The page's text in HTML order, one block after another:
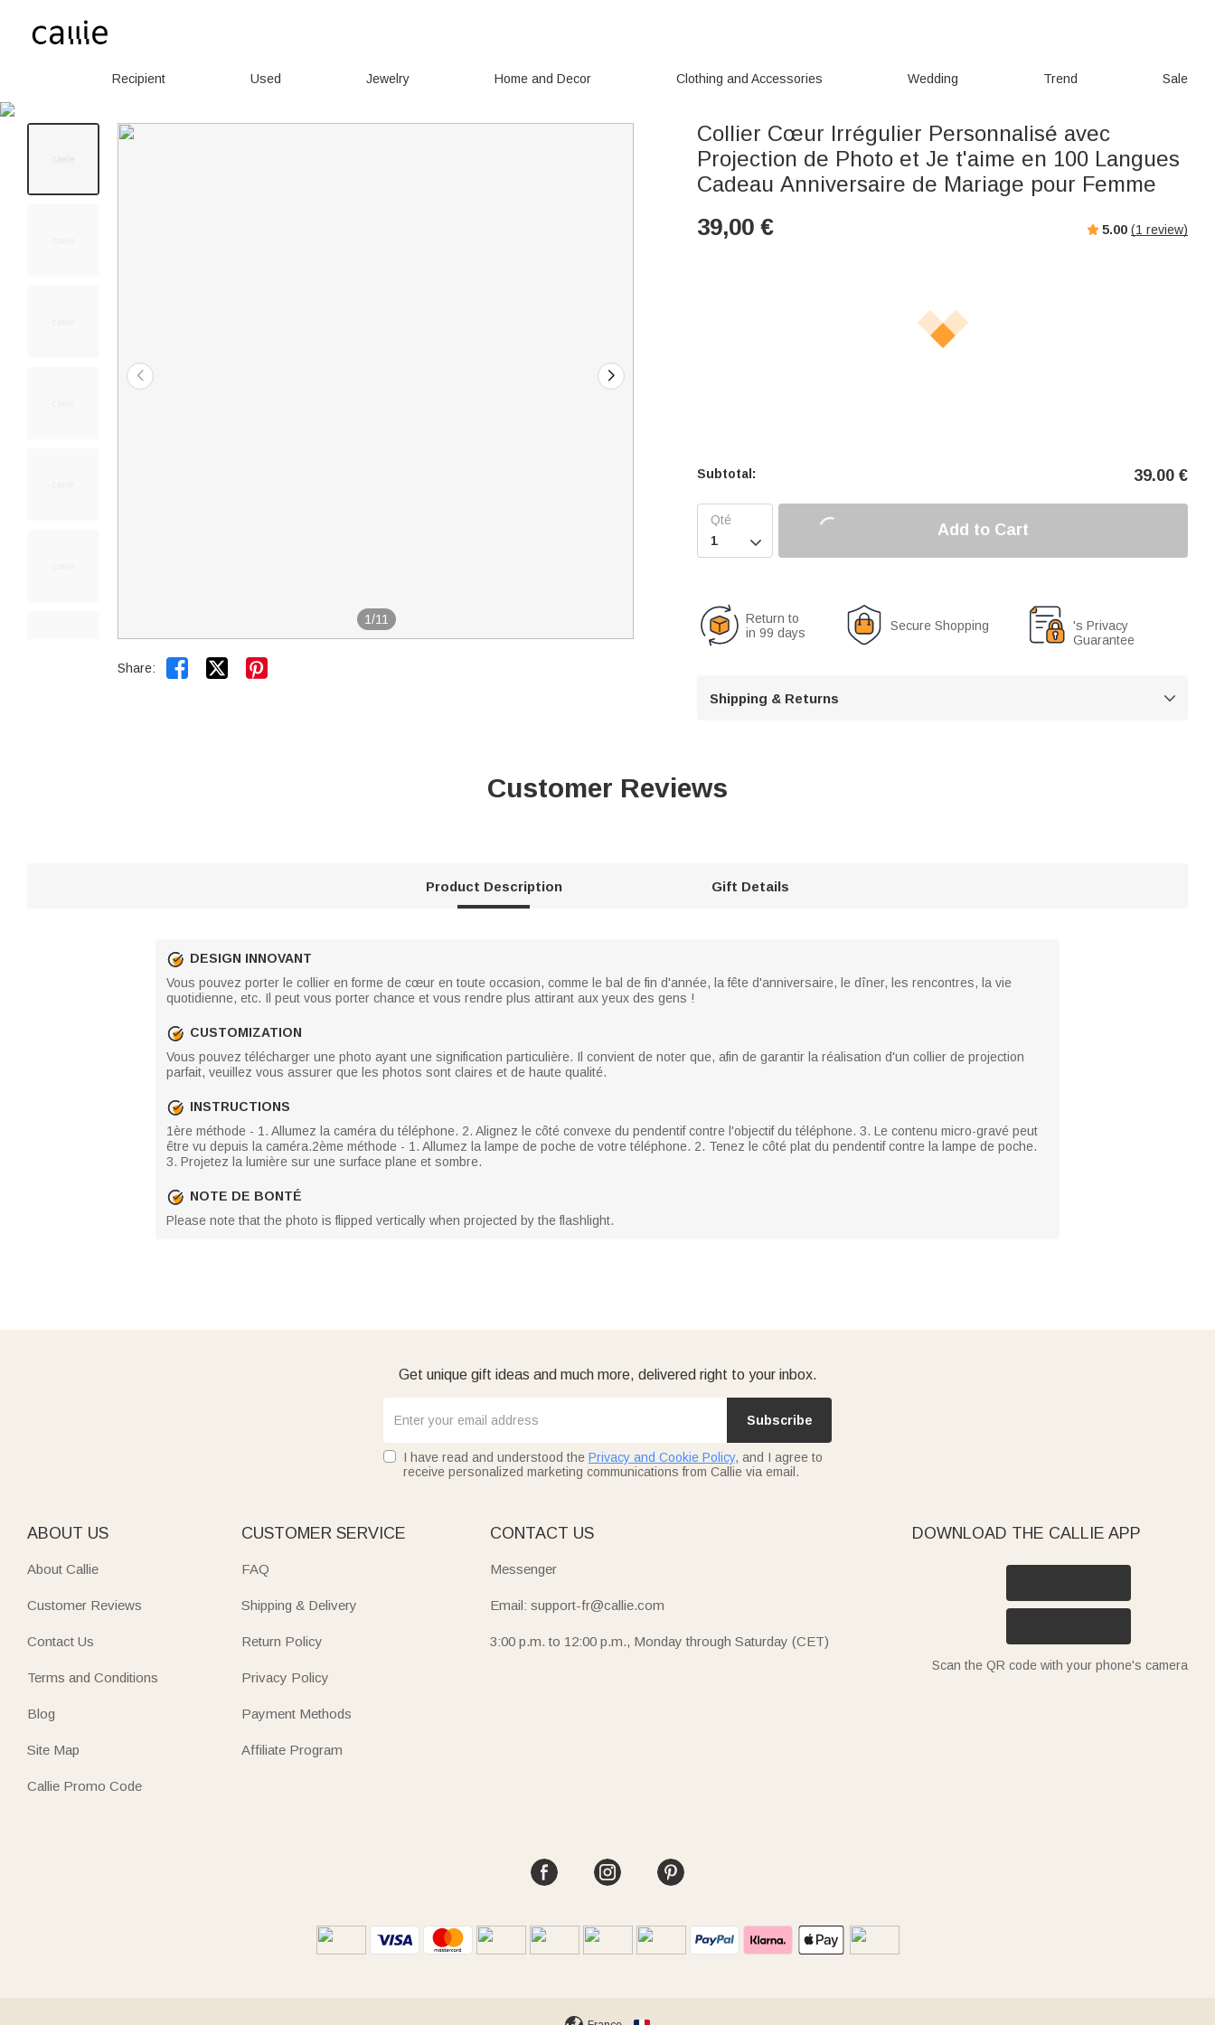
Recipient Used Jewelry Home and Decor Clothing and Accessories Wedding Trend Sale
1/11
Share:  
Collier Cœur Irrégulier Personnalisé avec
Projection de Photo et Je t'aime en 100 Langues
Cadeau Anniversaire de Mariage pour Femme
39,00 € 5.00 (1 review)
Subtotal: 39.00 €

Add to Cart
Return to
in 99 days
Secure Shopping
's Privacy
Guarantee
Shipping & Returns 
Customer Reviews
Product Description Gift Details
DESIGN INNOVANT
Vous pouvez porter le collier en forme de cœur en toute occasion, comme le bal de fin d'année, la fête d'anniversaire, le dîner, les rencontres, la vie
quotidienne, etc. Il peut vous porter chance et vous rendre plus attirant aux yeux des gens !
CUSTOMIZATION
Vous pouvez télécharger une photo ayant une signification particulière. Il convient de noter que, afin de garantir la réalisation d'un collier de projection
parfait, veuillez vous assurer que les photos sont claires et de haute qualité.
INSTRUCTIONS
1ère méthode - 1. Allumez la caméra du téléphone. 2. Alignez le côté convexe du pendentif contre l'objectif du téléphone. 3. Le contenu micro-gravé peut
être vu depuis la caméra.2ème méthode - 1. Allumez la lampe de poche de votre téléphone. 2. Tenez le côté plat du pendentif contre la lampe de poche.
3. Projetez la lumière sur une surface plane et sombre.
NOTE DE BONTÉ
Please note that the photo is flipped vertically when projected by the flashlight.
Get unique gift ideas and much more, delivered right to your inbox.
Subscribe
I have read and understood the Privacy and Cookie Policy, and I agree to
receive personalized marketing communications from Callie via email.
ABOUT US
About Callie
Customer Reviews
Contact Us
Terms and Conditions
Blog
Site Map
Callie Promo Code
CUSTOMER SERVICE
FAQ
Shipping & Delivery
Return Policy
Privacy Policy
Payment Methods
Affiliate Program
CONTACT US
Messenger
Email: support-fr@callie.com
3:00 p.m. to 12:00 p.m., Monday through Saturday (CET)
DOWNLOAD THE CALLIE APP
Scan the QR code with your phone's camera